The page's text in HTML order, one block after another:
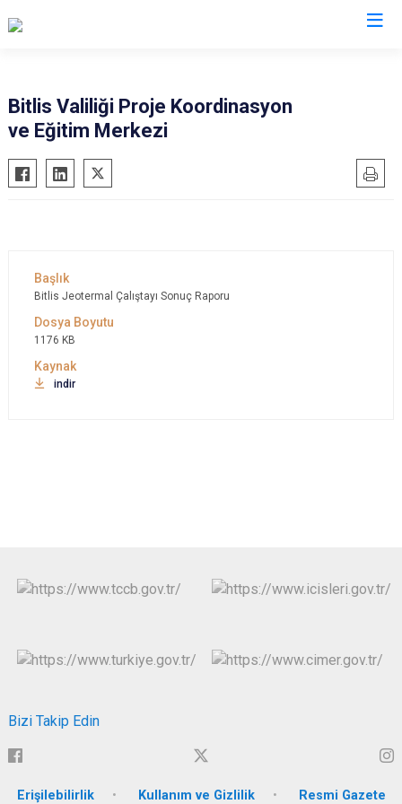
Bitlis Valiliği Proje Koordinasyon
ve Eğitim Merkezi
Bitlis Jeotermal Çalıştayı Sonuç Raporu
1176 KB
indir
Bizi Takip Edin
Erişilebilirlik Kullanım ve Gizlilik Resmi Gazete